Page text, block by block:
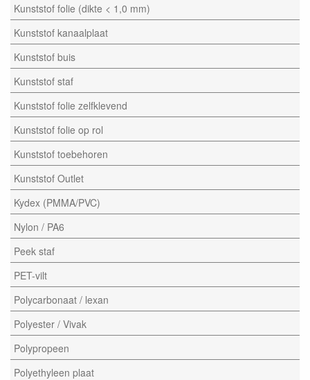
Kunststof folie (dikte < 1,0 mm)
Kunststof kanaalplaat
Kunststof buis
Kunststof staf
Kunststof folie zelfklevend
Kunststof folie op rol
Kunststof toebehoren
Kunststof Outlet
Kydex (PMMA/PVC)
Nylon / PA6
Peek staf
PET-vilt
Polycarbonaat / lexan
Polyester / Vivak
Polypropeen
Polyethyleen plaat